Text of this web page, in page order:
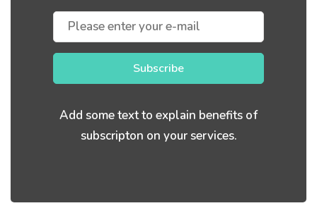
Subscribe
Add some text to explain benefits of
subscripton on your services.